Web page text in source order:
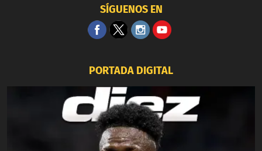
SÍGUENOS EN
PORTADA DIGITAL